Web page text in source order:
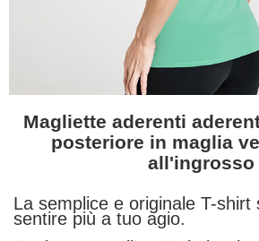
Magliette aderenti
posteriore in maglia
all'ingrosso
La semplice e originale T-shirt
sentire più a tuo agio.